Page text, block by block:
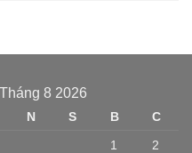
Tháng 8 2026
N S B
C
1
2